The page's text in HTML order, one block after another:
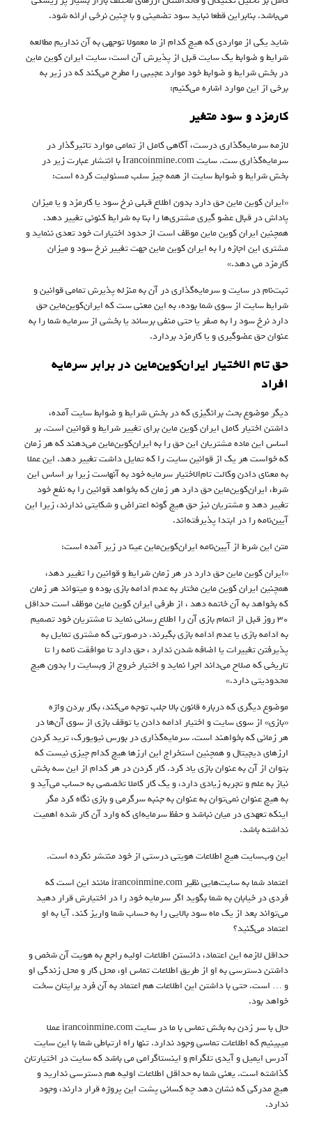
می‌باشد. بنابراین قطعا نباید سود تضمینی و با چنین نرخی ارائه شود.
شاید یکی از مواردی که هیچ کدام از ما معمولا توجهی به آن نداریم مطالعه
شرایط و ضوابط یک سایت قبل از پذیرش آن است، سایت ایران کوین ماین
در بخش شرایط و ضوابط خود موارد عجیبی را مطرح می‌کند که در زیر به
برخی از این موارد اشاره می‌کنیم:
کارمزد و سود متغیر
لازمه سرمایه‌گذاری درست، آگاهی کامل از تمامی موارد تاثیرگذار در
سرمایه‌گذاری ست. سایت Irancoinmine.com با انتشار عبارت زیر در
بخش شرایط و ضوابط سایت از همه چیز سلب مسئولیت کرده است:
«ایران کوین ماین حق دارد بدون اطلاع قبلی نرخ سود یا کارمزد و یا میزان
پاداش در قبال عضو گیری مشتری‌ها را بنا به شرایط کنونی تغییر دهد.
همچنین ایران کوین ماین موظف است از حدود اختیارات خود تعدی ننماید و
مشتری این اجازه را به ایران کوین ماین جهت تغییر نرخ سود و میزان
کارمزد می دهد.»
ثبت‌نام در سایت و سرمایه‌گذاری در آن به منزله پذیرش تمامی قوانین و
شرایط سایت از سوی شما بوده، به این معنی ست که ایران‌کوین‌ماین حق
دارد نرخ سود را به صفر یا حتی منفی برساند یا بخشی از سرمایه شما را به
عنوان حق عضو‌گیری و یا کارمزد بردارد.
حق تام الاختیار ایران‌کوین‌ماین در برابر سرمایه
افراد
دیگر موضوع بحث‌ برانگیزی که در بخش شرایط و ضوابط سایت آمده،
داشتن اختیار کامل ایران‌ کوین‌ ماین برای تغییر شرایط و قوانین است. بر
اساس این ماده مشتریان این حق را به ایران‌کوین‌ماین می‌دهند که هر زمان
که خواست هر یک از قوانین سایت را که تمایل داشت تغییر دهد. این عملا
به معنای دادن وکالت تام‌الاختیار سرمایه خود به آنهاست زیرا بر اساس این
شرط، ایران‌کوین‌ماین حق دارد هر زمان که بخواهد قوانین را به نفع خود
تغییر دهد و مشتریان نیز حق هیچ گونه اعتراض و شکایتی ندارند، زیرا این
آیین‌نامه را در ابتدا پذیرفته‌اند.
متن این شرط از آیین‌نامه ایران‌کوین‌ماین عینا در زیر آمده است:
«ایران کوین ماین حق دارد در هر زمان شرایط و قوانین را تغییر دهد،
همچنین ایران کوین ماین مختار به عدم ادامه بازی بوده و میتواند هر زمان
که بخواهد به آن خاتمه دهد ، از طرفی ایران کوین ماین موظف است حداقل
۳۰ روز قبل از اتمام بازی آن را اطلاع رسانی نماید تا مشتریان خود تصمیم
به ادامه بازی یا عدم ادامه بازی بگیرند. درصورتی که مشتری تمایل به
پذیرفتن تغییرات یا اضافه شدن ندارد ، حق دارد تا موافقت نامه را تا
تاریخی که صلاح می‌داند اجرا نماید و اختیار خروج از وبسایت را بدون هیچ
محدودیتی دارد.»
موضوع دیگری که درباره قانون بالا جلب توجه می‌کند، بکار بردن واژه
«بازی» از سوی سایت و اختیار ادامه دادن یا توقف بازی از سوی آن‌ها در
هر زمانی که بخواهند است. سرمایه‌گذاری در بورس نیویورک، ترید کردن
ارزهای دیجیتال و همچنین استخراج این ارزها هیچ کدام چیزی نیست که
بتوان از آن به عنوان بازی یاد کرد. کار کردن در هر کدام از این سه بخش
نیاز به علم و تجربه زیادی دارد، و یک کار کاملا تخصصی به حساب می‌آید و
به هیچ عنوان نمی‌توان به عنوان به جنبه سرگرمی و بازی نگاه کرد مگر
اینکه تعهدی در میان نباشد و حفظ سرمایه‌ای که وارد آن کار شده اهمیت
نداشته باشد.
این وب‌سایت هیچ اطلاعات هویتی درستی از خود منتشر نکرده است.
اعتماد شما به سایت‌هایی نظیر irancoinmine.com مانند این است که
فردی در خیابان به شما بگوید اگر سرمایه خود را در اختیارش قرار دهید
می‌تواند بعد از یک ماه سود بالایی را به حساب شما واریز کند. آیا به او
اعتماد می‌کنید؟
حداقل لازمه این اعتماد، دانستن اطلاعات اولیه راجع به هویت آن شخص و
داشتن دسترسی به او از طریق اطلاعات تماس او، محل کار و محل زندگی او
و … است. حتی با داشتن این اطلاعات هم اعتماد به آن فرد برایتان سخت
خواهد بود.
حال با سر زدن به بخش تماس با ما در سایت irancoinmine.com عملا
میبینیم که اطلاعات تماسی وجود ندارد. تنها راه ارتباطی شما با این سایت
آدرس ایمیل و آیدی تلگرام و اینستاگرامی می باشد که سایت در اختیارتان
گذاشته است. یعنی شما به حداقل اطلاعات اولیه هم دسترسی ندارید و
هیچ مدرکی که نشان دهد چه کسانی پشت این پروژه قرار دارند، وجود
ندارد.